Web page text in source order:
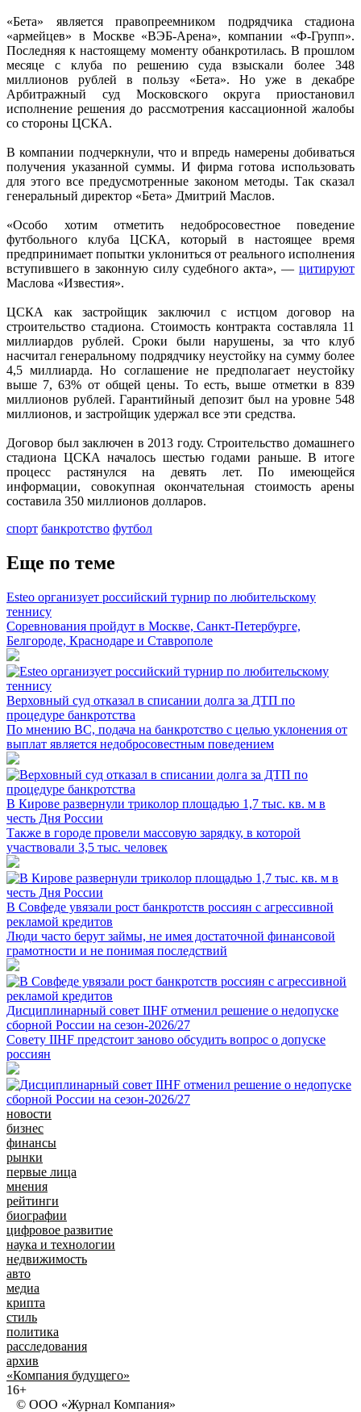
«Бета» является правопреемником подрядчика стадиона
«армейцев» в Москве «ВЭБ-Арена», компании «Ф-Групп».
Последняя к настоящему моменту обанкротилась. В прошлом
месяце с клуба по решению суда взыскали более 348
миллионов рублей в пользу «Бета». Но уже в декабре
Арбитражный суд Московского округа приостановил
исполнение решения до рассмотрения кассационной жалобы
со стороны ЦСКА.
В компании подчеркнули, что и впредь намерены добиваться
получения указанной суммы. И фирма готова использовать
для этого все предусмотренные законом методы. Так сказал
генеральный директор «Бета» Дмитрий Маслов.
«Особо хотим отметить недобросовестное поведение
футбольного клуба ЦСКА, который в настоящее время
предпринимает попытки уклониться от реального исполнения
вступившего в законную силу судебного акта», — цитируют
Маслова «Известия».
ЦСКА как застройщик заключил с истцом договор на
строительство стадиона. Стоимость контракта составляла 11
миллиардов рублей. Сроки были нарушены, за что клуб
насчитал генеральному подрядчику неустойку на сумму более
4,5 миллиарда. Но соглашение не предполагает неустойку
выше 7, 63% от общей цены. То есть, выше отметки в 839
миллионов рублей. Гарантийный депозит был на уровне 548
миллионов, и застройщик удержал все эти средства.
Договор был заключен в 2013 году. Строительство домашнего
стадиона ЦСКА началось шестью годами раньше. В итоге
процесс растянулся на девять лет. По имеющейся
информации, совокупная окончательная стоимость арены
составила 350 миллионов долларов.
спорт банкротство футбол
Еще по теме
Esteo организует российский турнир по любительскому
теннису
Соревнования пройдут в Москве, Санкт-Петербурге,
Белгороде, Краснодаре и Ставрополе
Верховный суд отказал в списании долга за ДТП по
процедуре банкротства
По мнению ВС, подача на банкротство с целью уклонения от
выплат является недобросовестным поведением
В Кирове развернули триколор площадью 1,7 тыс. кв. м в
честь Дня России
Также в городе провели массовую зарядку, в которой
участвовали 3,5 тыс. человек
В Совфеде увязали рост банкротств россиян с агрессивной
рекламой кредитов
Люди часто берут займы, не имея достаточной финансовой
грамотности и не понимая последствий
Дисциплинарный совет IIHF отменил решение о недопуске
сборной России на сезон-2026/27
Совету IIHF предстоит заново обсудить вопрос о допуске
россиян
новости
бизнес
финансы
рынки
первые лица
мнения
рейтинги
биографии
цифровое развитие
наука и технологии
недвижимость
авто
медиа
крипта
стиль
политика
расследования
архив
«Компания будущего»
16+
© ООО «Журнал Компания»